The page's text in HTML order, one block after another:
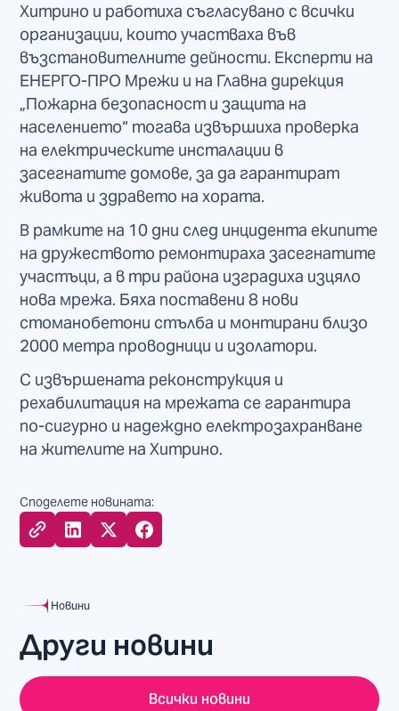
Хитрино и работиха съгласувано с всички
организации, които участваха във
възстановителните дейности. Експерти на
ЕНЕРГО-ПРО Мрежи и на Главна дирекция
„Пожарна безопасност и защита на
населението“ тогава извършиха проверка
на електрическите инсталации в
засегнатите домове, за да гарантират
живота и здравето на хората.
В рамките на 10 дни след инцидента екипите
на дружеството ремонтираха засегнатите
участъци, а в три района изградиха изцяло
нова мрежа. Бяха поставени 8 нови
стоманобетони стълба и монтирани близо
2000 метра проводници и изолатори.
С извършената реконструкция и
рехабилитация на мрежата се гарантира
по-сигурно и надеждно електрозахранване
на жителите на Хитрино.
Споделете новината:
Новини
Други новини
Всички новини